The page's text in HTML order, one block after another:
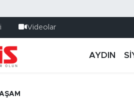
Videolar
AYDIN